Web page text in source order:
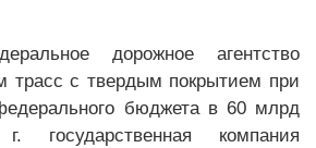
дорожное агентство
трасс с твердым покрытием при
бюджета в 60 млрд
компания